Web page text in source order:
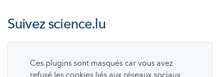
Suivezscience.lu
Ces plugins sont masqués car vous avez